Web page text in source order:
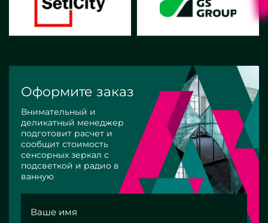
Оформите заказ
Внимательный и
деликатный менеджер
подготовит расчет и
сообщит стоимость
сенсорных зеркал с
подсветкой и радио в
ванную